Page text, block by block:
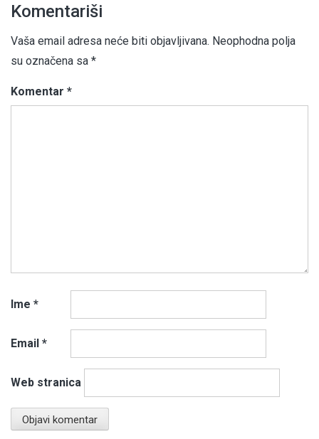
Komentariši
Vaša email adresa neće biti objavljivana. Neophodna polja
su označena sa *
Komentar *
Ime *
Email *
Web stranica